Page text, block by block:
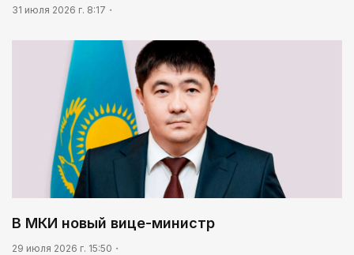
31 июля 2026 г. 8:17
В МКИ новый вице-министр
29 июля 2026 г. 15:50